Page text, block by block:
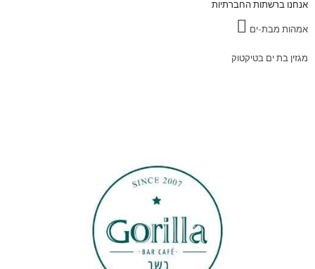
אנחנו ברשתות החברתיות
אמהות מבת-ים
מגזין בת ים בטיקטוק